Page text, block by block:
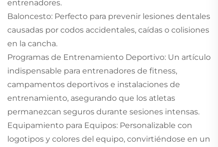
entrenadores.
Baloncesto: Perfecto para prevenir lesiones dentales
causadas por codos accidentales, caídas o colisiones
en la cancha.
Programas de Entrenamiento Deportivo: Un artículo
indispensable para entrenadores de fitness,
campamentos deportivos e instalaciones de
entrenamiento, asegurando que los atletas
permanezcan seguros durante sesiones intensas.
Equipamiento para Equipos: Personalizable con
logotipos y colores del equipo, convirtiéndose en un